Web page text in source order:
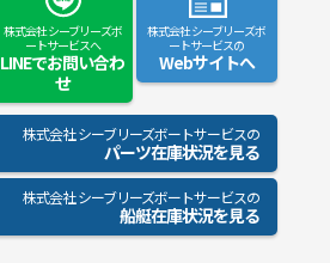
株式会社 シーブリーズボ
ートサービスへ
LINEでお問い合わ
せ
株式会社 シーブリーズボ
ートサービスの
Webサイトへ
株式会社 シーブリーズボートサービスの
パーツ在庫状況を見る
株式会社 シーブリーズボートサービスの
船艇在庫状況を見る